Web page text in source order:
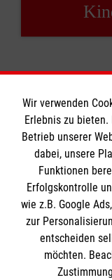
Impressum
Datenschutz
Kontakt
Die
Malteser in
Wir verwenden
Erlebnis zu
Betrieb unserer
dabei, unsere
Funktionen
Erfolgskontrolle
wie z.B. Google
zur
entscheiden
möchten.